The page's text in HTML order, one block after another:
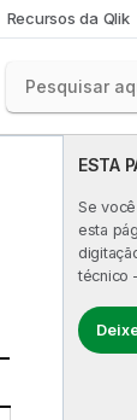
Recursos da Qlik
ESTA
Se
esta
técnico